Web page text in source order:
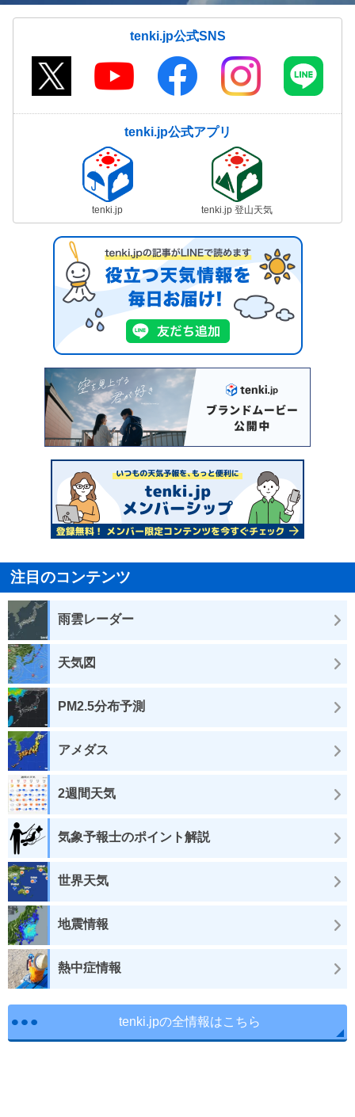
tenki.jp公式SNS
tenki.jp公式アプリ
tenki.jp tenki.jp 登山天気
注目のコンテンツ
雨雲レーダー
天気図
PM2.5分布予測
アメダス
2週間天気
気象予報士のポイント解説
世界天気
地震情報
熱中症情報
tenki.jpの全情報はこちら